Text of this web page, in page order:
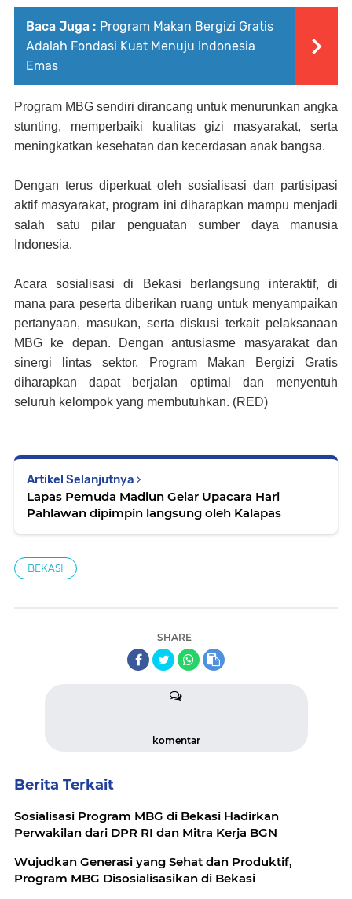
Baca Juga : Program Makan Bergizi Gratis
Adalah Fondasi Kuat Menuju Indonesia
Emas
Program MBG sendiri dirancang untuk menurunkan angka
stunting, memperbaiki kualitas gizi masyarakat, serta
meningkatkan kesehatan dan kecerdasan anak bangsa.
Dengan terus diperkuat oleh sosialisasi dan partisipasi
aktif masyarakat, program ini diharapkan mampu menjadi
salah satu pilar penguatan sumber daya manusia
Indonesia.
Acara sosialisasi di Bekasi berlangsung interaktif, di
mana para peserta diberikan ruang untuk menyampaikan
pertanyaan, masukan, serta diskusi terkait pelaksanaan
MBG ke depan. Dengan antusiasme masyarakat dan
sinergi lintas sektor, Program Makan Bergizi Gratis
diharapkan dapat berjalan optimal dan menyentuh
seluruh kelompok yang membutuhkan. (RED)
Artikel Selanjutnya
Lapas Pemuda Madiun Gelar Upacara Hari
Pahlawan dipimpin langsung oleh Kalapas
BEKASI
SHARE
komentar
Berita Terkait
Sosialisasi Program MBG di Bekasi Hadirkan
Perwakilan dari DPR RI dan Mitra Kerja BGN
Wujudkan Generasi yang Sehat dan Produktif,
Program MBG Disosialisasikan di Bekasi